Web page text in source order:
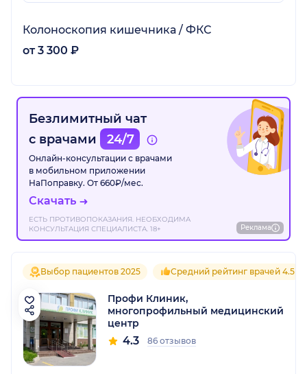
Колоноскопия кишечника / ФКС
от 3 300 ₽
Безлимитный чат
с врачами
24/7
Онлайн-консультации с врачами
в мобильном приложении
НаПоправку. От 660₽/мес.
Скачать
ЕСТЬ ПРОТИВОПОКАЗАНИЯ. НЕОБХОДИМА
КОНСУЛЬТАЦИЯ СПЕЦИАЛИСТА. 18+
Реклама
Выбор пациентов 2025 Средний рейтинг врачей 4.5
Профи Клиник,
многопрофильный медицинский
центр
4.3 86 отзывов